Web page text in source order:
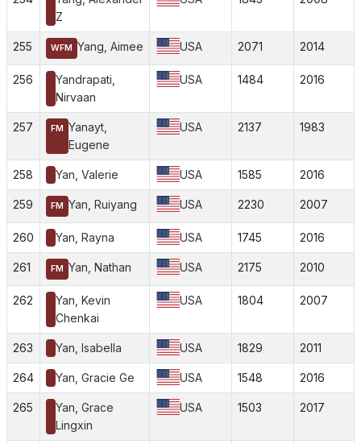
Z
255 WFM Yang, Aimee USA 2071 2014
256
Yandrapati,
Nirvaan
USA 1484 2016
257 FM Yanayt,
Eugene
USA 2137 1983
258 Yan, Valerie USA 1585 2016
259 FM Yan, Ruiyang USA 2230 2007
260 Yan, Rayna USA 1745 2016
261 FM Yan, Nathan USA 2175 2010
262
Yan, Kevin
Chenkai
USA 1804 2007
263 Yan, Isabella USA 1829 2011
264 Yan, Gracie Ge USA 1548 2016
265
Yan, Grace
Lingxin
USA 1503 2017